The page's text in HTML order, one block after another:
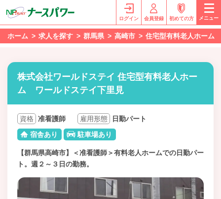
ログイン 会員登録 初めての方 メニュー
ホーム 求人を探す 群馬県 高崎市 住宅型有料老人ホーム
株式会社ワールドステイ 住宅型有料老人ホー
ム ワールドステイ下里見
資格 准看護師 雇用形態
日勤パート
宿舎あり
駐車場あり
【群馬県高崎市】＜准看護師＞有料老人ホームでの日勤パー
ト。週２～３日の勤務。